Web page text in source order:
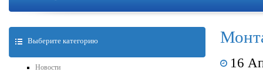
16
Выберите категорию
Новости